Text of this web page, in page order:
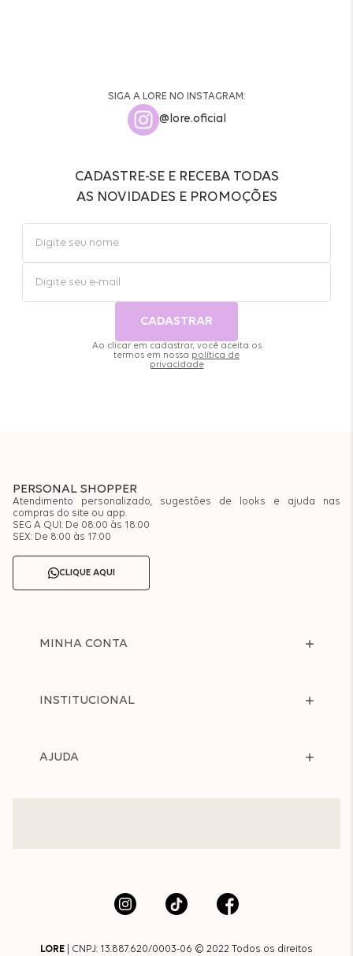
SIGA A LORE NO INSTAGRAM:
@lore.oficial
CADASTRE-SE E RECEBA TODAS
AS NOVIDADES E PROMOÇÕES
CADASTRAR
Ao clicar em cadastrar, você aceita os
termos em nossa política de
privacidade
PERSONAL SHOPPER
Atendimento personalizado, sugestões de looks e ajuda nas
compras do site ou app.
SEG A QUI: De 08:00 às 18:00
SEX: De 8:00 às 17:00
CLIQUE AQUI
MINHA CONTA
INSTITUCIONAL
AJUDA
LORE | CNPJ: 13.887.620/0003-06 © 2022 Todos os direitos